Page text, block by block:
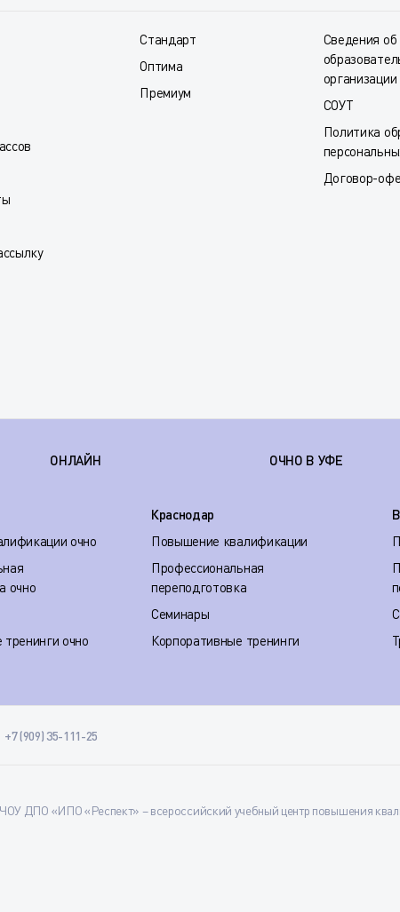
Стандарт
Оптима
Премиум
Сведения об
организации
СОУТ
Политика
Договор-
ОНЛАЙН ОЧНО В УФЕ
очно
очно
очно
Краснодар
Повышение квалификации
Профессиональная
переподготовка
Семинары
Корпоративные тренинги
+7 (909) 35-111-25
«ИПО «Респект» – всероссийский учебный центр повышения